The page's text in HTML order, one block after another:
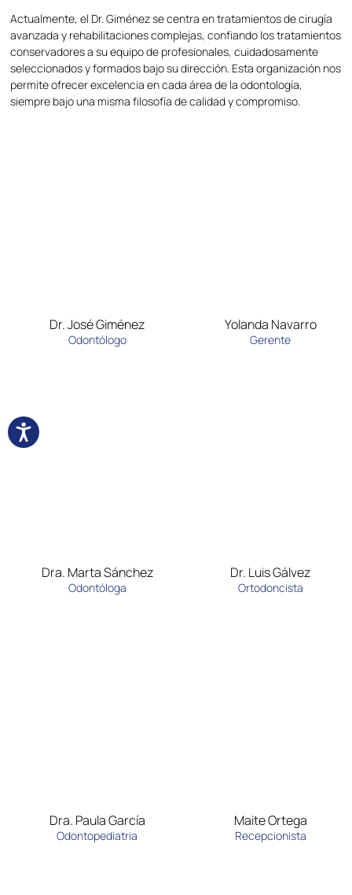
Actualmente, el Dr. Giménez se centra en tratamientos de cirugía
avanzada y rehabilitaciones complejas, confiando los tratamientos
conservadores a su equipo de profesionales, cuidadosamente
seleccionados y formados bajo su dirección. Esta organización nos
permite ofrecer excelencia en cada área de la odontología,
siempre bajo una misma filosofía de calidad y compromiso.
Dr. José Giménez
Odontólogo
Yolanda Navarro
Gerente
Dra. Marta Sánchez
Odontóloga
Dr. Luis Gálvez
Ortodoncista
Dra. Paula García
Odontopediatria
Maite Ortega
Recepcionista